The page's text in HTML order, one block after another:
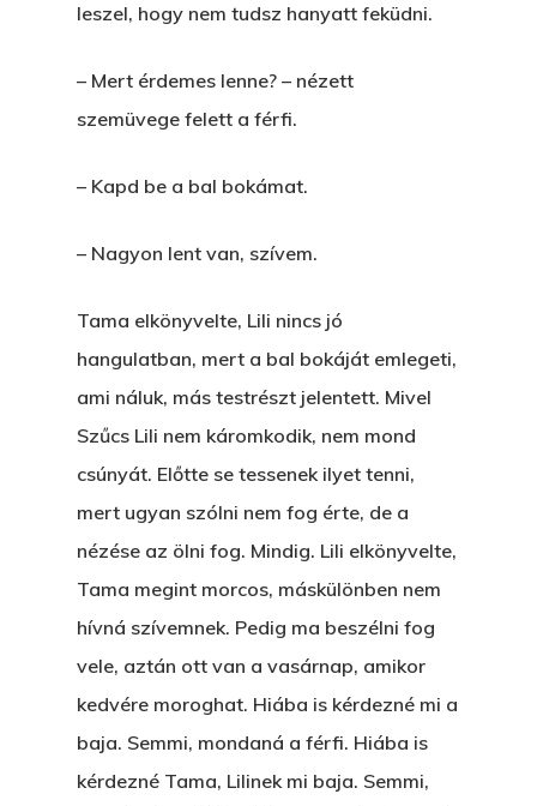
leszel, hogy nem tudsz hanyatt feküdni.
– Mert érdemes lenne? – nézett
szemüvege felett a férfi.
– Kapd be a bal bokámat.
– Nagyon lent van, szívem.
Tama elkönyvelte, Lili nincs jó
hangulatban, mert a bal bokáját emlegeti,
ami náluk, más testrészt jelentett. Mivel
Szűcs Lili nem káromkodik, nem mond
csúnyát. Előtte se tessenek ilyet tenni,
mert ugyan szólni nem fog érte, de a
nézése az ölni fog. Mindig. Lili elkönyvelte,
Tama megint morcos, máskülönben nem
hívná szívemnek. Pedig ma beszélni fog
vele, aztán ott van a vasárnap, amikor
kedvére moroghat. Hiába is kérdezné mi a
baja. Semmi, mondaná a férfi. Hiába is
kérdezné Tama, Lilinek mi baja. Semmi,